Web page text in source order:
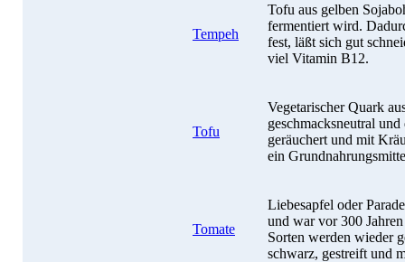
Tempeh
Tofu aus gelben
fermentiert wird.
fest, läßt sich gut
viel Vitamin B12.
Tofu
Vegetarischer Quark
geschmacksneutral
geräuchert und mit
ein
Tomate
Liebesapfel oder
und war vor 300
Sorten werden wieder
schwarz, gestreift und